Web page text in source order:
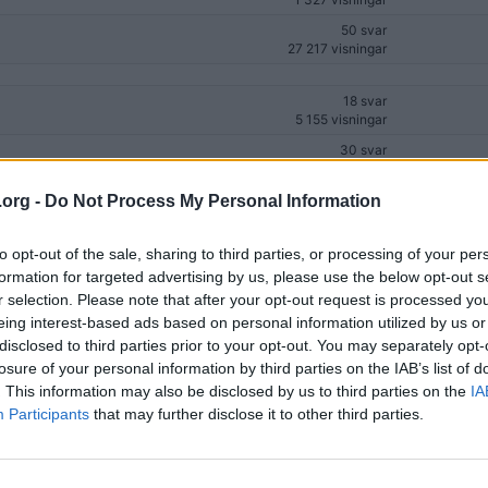
- Do Not Process My Personal Information
opt-out of the sale, sharing to third parties, or processing of your
for targeted advertising by us, please use the below opt-out
selection. Please note that after your opt-out request is processed
interest-based ads based on personal information utilized by us
to third parties prior to your opt-out. You may separately
of your personal information by third parties on the IAB’s list of
This information may also be disclosed by us to third parties on the
Participants that may further disclose it to other third parties.
50 svar
27 217 visningar
18 svar
5 155 visningar
30 svar
9 svar
39 svar
14 414 visningar
smartphone? (4)
36 svar
4 713 visningar
0 svar
1 548 visningar
av
10 svar
2 001 visningar
47 761 visningar